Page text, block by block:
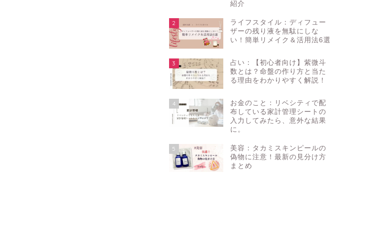
紹介
2
ライフスタイル：ディフュー
ザーの残り液を無駄にしな
い！簡単リメイク＆活用法6選
3
占い：【初心者向け】紫微斗
数とは？命盤の作り方と当た
る理由をわかりやすく解説！
4
お金のこと：リベシティで配
布している家計管理シートの
入力してみたら、意外な結果
に。
5
美容：タカミスキンピールの
偽物に注意！最新の見分け方
まとめ